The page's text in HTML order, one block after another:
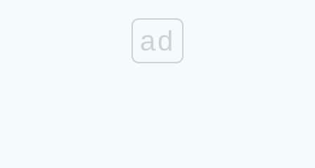
ad